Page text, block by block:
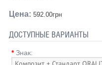
Цена: 592.00грн
ДОСТУПНЫЕ ВАРИАНТЫ
* Знак: